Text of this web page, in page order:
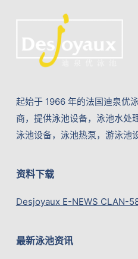
起始于 1966 年的法国迪泉优
商，提供泳池设备，泳池水处
泳池设备，泳池热泵，游泳池
资料下载
Desjoyaux E-NEWS CLAN-
最新泳池资讯